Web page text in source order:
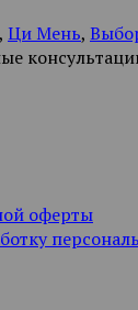
, Ци Мень,
оферты